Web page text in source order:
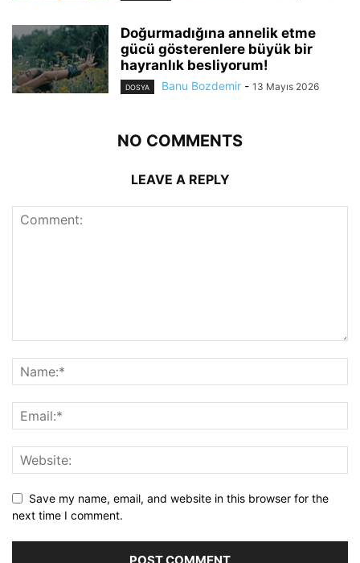
Doğurmadığına annelik etme
gücü gösterenlere büyük bir
hayranlık besliyorum!
DOSYA Banu Bozdemir - 13 Mayıs 2026
NO COMMENTS
LEAVE A REPLY
Save my name, email, and website in this browser for the
next time I comment.